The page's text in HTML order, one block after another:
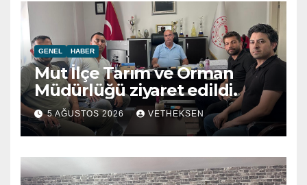
GENEL HABER
Mut İlçe Tarım ve Orman
Müdürlüğü ziyaret edildi.
5 AĞUSTOS 2026 VETHEKSEN